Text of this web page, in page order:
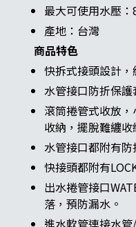
最大可使用水壓
產地：台灣
商品特色
快拆式接頭設計，
水管接口防折保護
滾筒捲管式收放
收納，擺脫難纏收
水管接口都附有防
快接頭都附有
出水捲管接口
落，預防漏水。
進水軟管連接水